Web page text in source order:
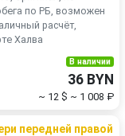
по РБ, возможен
расчёт,
Халва
В наличии
36 BYN
~ 12 $ ~ 1 008 ₽
передней правой